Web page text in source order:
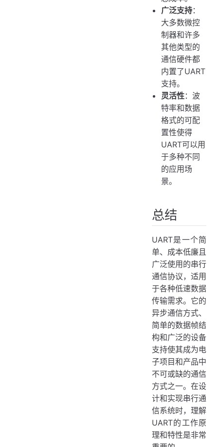
广泛支持：
大多数微控
制器和许多
其他类型的
通信硬件都
内置了UART
支持。
灵活性：波
特率和数据
格式的可配
置性使得
UART可以用
于多种不同
的应用场
景。
总结
UART是一个简
单、成本低廉且
广泛使用的串行
通信协议，适用
于各种低速数据
传输需求。它的
异步通信方式、
简单的数据帧结
构和广泛的设备
支持使其成为电
子项目和产品中
不可或缺的通信
方式之一。在设
计和实现串行通
信系统时，理解
UART的工作原
理和特性是非常